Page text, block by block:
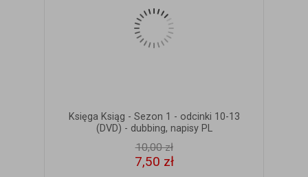
Księga Ksiąg - Sezon 1 - odcinki 10-13
(DVD) - dubbing, napisy PL
10,00 zł
7,50 zł